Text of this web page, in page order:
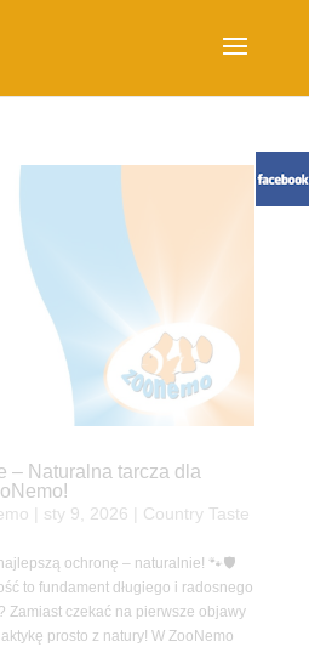
– Naturalna tarcza dla
sty 9, 2026 Country Taste
ochronę – naturalnie! 🐾🛡️
to fundament długiego i radosnego
Zamiast czekać na pierwsze objawy
prosto z natury! W ZooNemo